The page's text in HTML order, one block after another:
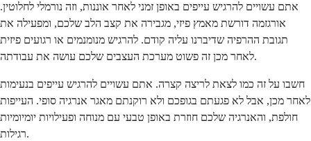
אתם עשויים להרגיש עייפים באופן זמני לאחר אוננות, וזה נורמלי לחלוטין.
אורגזמה דורשת מאמץ פיזי, מגבירה את קצב הלב שלכם, ומפעילה את
תגובת ההרפיה שדיברנו עליה קודם. להרגיש מנומנמים או רגועים פיזית
לאחר מכן זה פשוט מערכת העצבים שלכם עושה את עבודתה.
חשבו על זה כמו לצאת לריצה קצרה. אתם עשויים להרגיש עייפים בנעימות
לאחר מכן, אבל לא פגעתם בגופכם ולא רוקנתם מאגר אנרגיה סופי. העייפות
חולפת, והאנרגיה שלכם חוזרת באופן טבעי עם מנוחה ופעילויות יומיומיות
רגילות.